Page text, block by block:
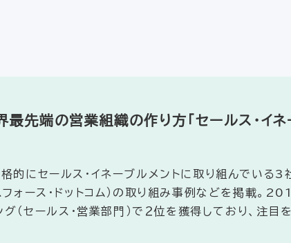
最先端の営業組織の作り方「セールス・イ
的にセールス・イネーブルメントに取り組んでいる
フォース・ドットコム）の取り組み事例などを掲載
（セールス・営業部門）で２位を獲得しており、注目